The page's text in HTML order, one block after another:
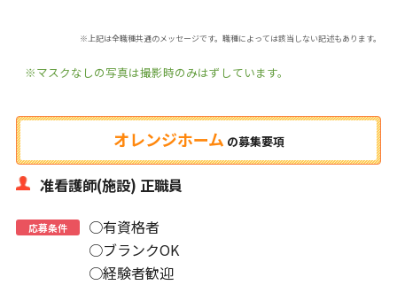
※上記は全職種共通のメッセージです。職種によっては該当しない記述もあります。
※マスクなしの写真は撮影時のみはずしています。
オレンジホーム の募集要項
准看護師(施設) 正職員
応募条件
○有資格者
○ブランクOK
○経験者歓迎